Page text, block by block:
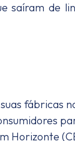
saíram de
fábricas
Horizonte